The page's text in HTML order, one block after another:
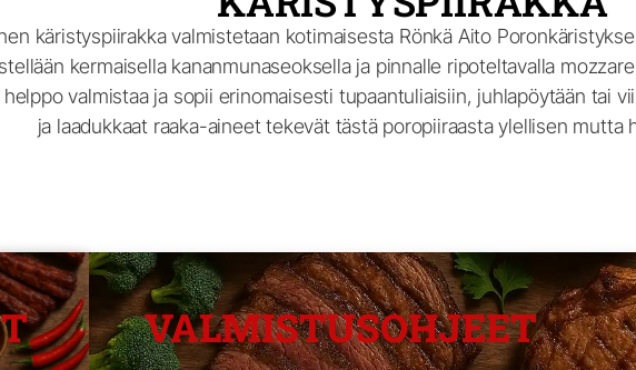
käristyspiirakka valmistetaan kotimaisesta Rönkä Aito
kermaisella kananmunaseoksella ja pinnalle ripoteltavalla
valmistaa ja sopii erinomaisesti tupaantuliaisiin, juhlapöytään tai
ja laadukkaat raaka-aineet tekevät tästä poropiiraasta ylellisen mutta
VALMISTUSOHJEET